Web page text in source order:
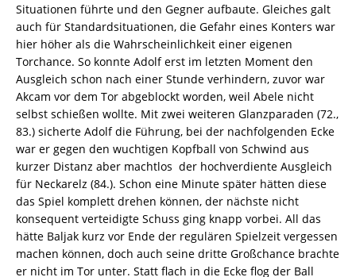
Situationen führte und den Gegner aufbaute. Gleiches galt
auch für Standardsituationen, die Gefahr eines Konters war
hier höher als die Wahrscheinlichkeit einer eigenen
Torchance. So konnte Adolf erst im letzten Moment den
Ausgleich schon nach einer Stunde verhindern, zuvor war
Akcam vor dem Tor abgeblockt worden, weil Abele nicht
selbst schießen wollte. Mit zwei weiteren Glanzparaden (72.,
83.) sicherte Adolf die Führung, bei der nachfolgenden Ecke
war er gegen den wuchtigen Kopfball von Schwind aus
kurzer Distanz aber machtlos  der hochverdiente Ausgleich
für Neckarelz (84.). Schon eine Minute später hätten diese
das Spiel komplett drehen können, der nächste nicht
konsequent verteidigte Schuss ging knapp vorbei. All das
hätte Baljak kurz vor Ende der regulären Spielzeit vergessen
machen können, doch auch seine dritte Großchance brachte
er nicht im Tor unter. Statt flach in die Ecke flog der Ball